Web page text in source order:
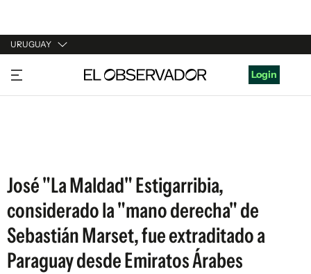
URUGUAY
URUGUAY
ARGENTINA
Login
José "La Maldad" Estigarribia,
considerado la "mano derecha" de
Sebastián Marset, fue extraditado a
Paraguay desde Emiratos Árabes